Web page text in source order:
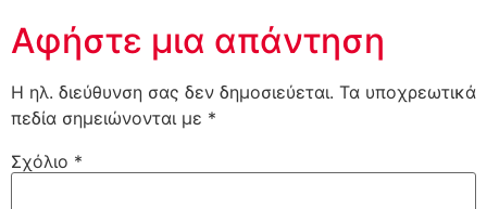
Αφήστε μια απάντηση
Η ηλ. διεύθυνση σας δεν δημοσιεύεται. Τα υποχρεωτικά
πεδία σημειώνονται με *
Σχόλιο *